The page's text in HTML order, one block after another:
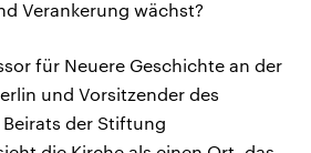
Verankerung wächst?
für Neuere Geschichte an der
und Vorsitzender des
der Stiftung